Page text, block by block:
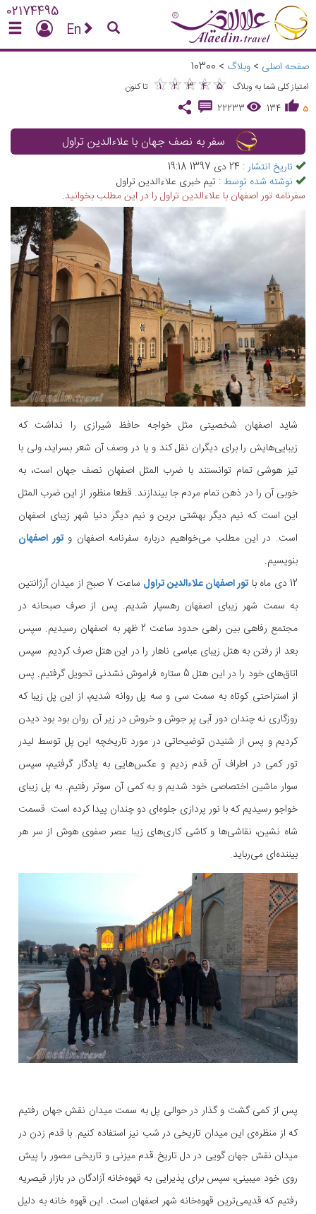
02174495
En
صفحه اصلی > وبلاگ >
10300
امتیاز کلی شما به وبلاگ ★
1 ★
2 ★
3 ★
4 ★
5
★★★★★
تا کنون
5
134
22233
سفر به نصف جهان با علاءالدین تراول
تاریخ انتشار : 24 دی 1397 19:18
نوشته شده توسط : تیم خبری علاءالدین تراول
سفرنامه تور اصفهان با علاءالدین تراول را در این مطلب بخوانید.
شاید اصفهان شخصیتی مثل خواجه حافظ شیرازی را نداشت که
زیبایی‌هایش را برای دیگران نقل کند و یا در وصف آن شعر بسراید، ولی با
تیز هوشی تمام توانستند با ضرب المثل اصفهان نصف جهان است، به
خوبی آن را در ذهن تمام مردم جا بیندازند. قطعا منظور از این ضرب المثل
این است که نیم دیگر بهشتی برین و نیم دیگر دنیا شهر زیبای اصفهان
است. در این مطلب می‌خواهیم درباره سفرنامه اصفهان وتور اصفهان
بنویسیم.
12 دی ماه با
تور اصفهان علاءالدین تراول
ساعت 7 صبح از میدان آرژانتین
به سمت شهر زیبای اصفهان رهسپار شدیم. پس از صرف صبحانه در
مجتمع رفاهی بین راهی حدود ساعت 2 ظهر به اصفهان رسیدیم. سپس
بعد از رفتن به هتل زیبای عباسی ناهار را در این هتل صرف کردیم. سپس
اتاق‌های خود را در این هتل 5 ستاره فراموش نشدنی تحویل گرفتیم. پس
از استراحتی کوتاه به سمت سی و سه پل روانه شدیم، از این پل زیبا که
روزگاری نه چندان دور آبی پر جوش و خروش در زیر آن روان بود بود دیدن
کردیم و پس از شنیدن توضیحاتی در مورد تاریخچه این پل توسط لیدر
تور کمی در اطراف آن قدم زدیم و عکس‌هایی به یادگار گرفتیم، سپس
سوار ماشین اختصاصی خود شدیم و به کمی آن سوتر رفتیم. به پل زیبای
خواجو رسیدیم که با نور پردازی‌ جلوه‌ای دو چندان پیدا کرده است. قسمت
شاه نشین، نقاشی‌ها و کاشی کاری‌های زیبا عصر صفوی هوش از سر هر
بیننده‌ای می‌رباید.
پس از کمی گشت و گذار در حوالی پل به سمت میدان نقش جهان رفتیم
که از منظره‌ی این میدان تاریخی در شب نیز استفاده کنیم. با قدم زدن در
میدان نقش جهان گویی در دل تاریخ قدم میزنی و تاریخی مصور را پیش
روی خود میبینی، سپس برای پذیرایی به قهوه‌خانه آزادگان در بازار قیصریه
رفتیم که قدیمی‌ترین قهوه‌خانه شهر اصفهان است. این قهوه خانه به دلیل